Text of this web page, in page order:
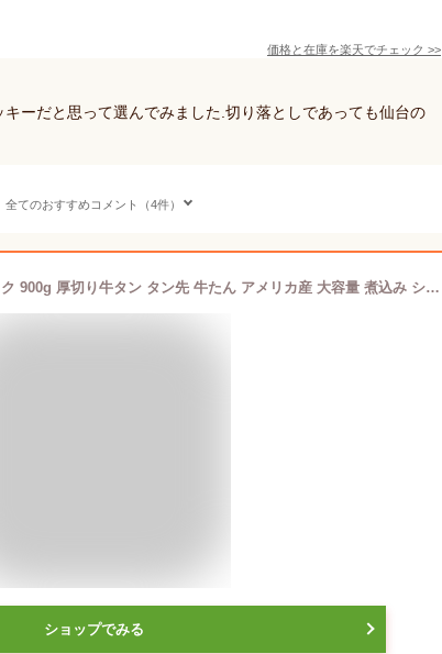
価格と在庫を楽天でチェック >>
ーだと思って選んでみました.切り落としであっても仙台の
全てのおすすめコメント（4件）
【楽天1位】訳あり 牛タン先ブロック 900g 厚切り牛タン タン先 牛たん アメリカ産 大容量 煮込み シチュー カレー 焼肉 BBQ 業務用 お徳用 冷凍牛タン えつすい【動画あり】【お肉】★
ショップでみる